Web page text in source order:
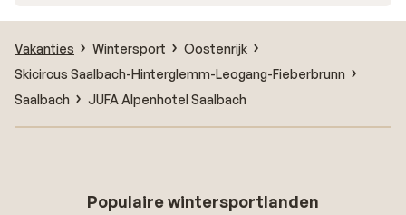
Vakanties Wintersport
Oostenrijk
Skicircus Saalbach-Hinterglemm-Leogang-Fieberbrunn
Saalbach
JUFA Alpenhotel Saalbach
Populaire wintersportlanden